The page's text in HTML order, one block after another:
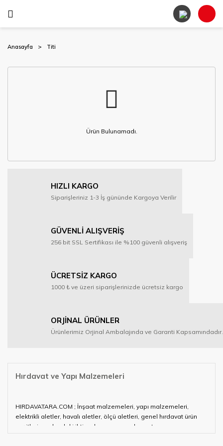
Anasayfa Titi
Ürün Bulunamadı.
HIZLI KARGO
Siparişleriniz 1-3 İş gününde Kargoya Verilir
GÜVENLİ ALIŞVERİŞ
256 bit SSL Sertifikası ile %100 güvenli alışveriş
ÜCRETSİZ KARGO
1000 ₺ ve üzeri siparişlerinizde ücretsiz kargo
ORJİNAL ÜRÜNLER
Ürünlerimiz Orjinal Ambalajında ve Garanti Kapsamındadır.
Hırdavat ve Yapı Malzemeleri
HIRDAVATARA.COM ; İnşaat malzemeleri, yapı malzemeleri,
elektrikli aletler, havalı aletler, ölçü aletleri, genel hırdavat ürün
çeşitleri ve alandaki ihtiyaçlarınızın neredeyse tamamını